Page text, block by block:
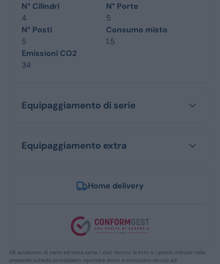
N° Cilindri
4
N° Porte
5
N° Posti
5
Consumo misto
1.5
Emissioni CO2
34
Equipaggiamento di serie
Equipaggiamento extra
Home delivery
Gli accessori di serie ed extra serie, i dati tecnici, le foto e i prezzi indicati nella
presente scheda potrebbero riportare errori e omissioni dovuti ad